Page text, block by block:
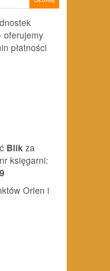
oferujemy
płatności
Blik za
księgarni:
Orlen i